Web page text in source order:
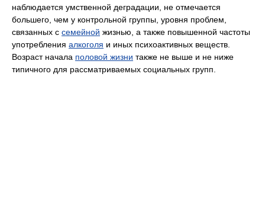
наблюдается умственной деградации, не отмечается
большего, чем у контрольной группы, уровня проблем,
связанных с семейной жизнью, а также повышенной частоты
употребления алкоголя и иных психоактивных веществ.
Возраст начала половой жизни также не выше и не ниже
типичного для рассматриваемых социальных групп.